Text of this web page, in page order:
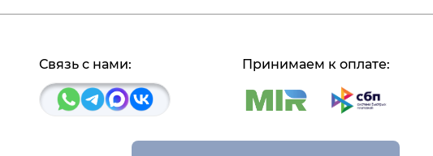
Связь с нами: Принимаем к оплате: